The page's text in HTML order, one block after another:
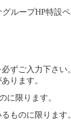
ループHP特設
ずご入力下さい。
ります。
に限ります。
ものに限りま